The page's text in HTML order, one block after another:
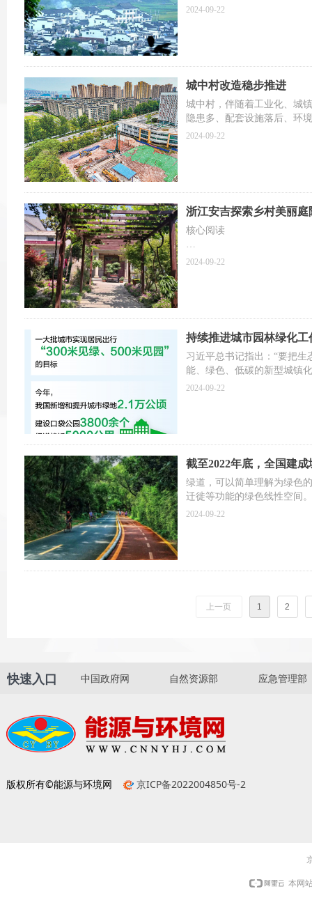
也是“篁岭晒秋”民宿的主人
2024-09-22
城中村改造稳步推进
城中村，伴随着工业化、城
隐患多、配套设施落后、环
治局召开会议指出，“在超大
2024-09-22
浙江安吉探索乡村美丽
核心阅读
近日，《乡村美丽庭院建
2024-09-22
持续推进城市园林绿化工
习近平总书记指出：“要把
能、绿色、低碳的新型城镇
土绿化，因地制宜，科学规
络，高品质生态环境成为城
2024-09-22
截至2022年底，全国建
绿道，可以简单理解为绿色
迁徙等功能的绿色线性空间。
2024-09-22
上一页 1 2
版权所有©能源与环境网 京ICP备2022004850号-2
快速入口 中国政府网 自然资源部 应急管理部
本网